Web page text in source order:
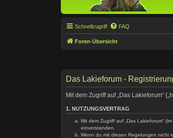
Schnellzugriff FAQ
Foren-Übersicht
Das Lakieforum -
Mit dem Zugriff auf „Das Lakieforum“
1. NUTZUNGSVERTRAG
Mit dem Zugriff auf „Das Lakieforum“
einverstanden.
Wenn du mit diesen Regelungen nicht